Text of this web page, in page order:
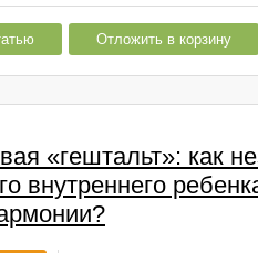
Отложить в корзину
«гештальт»: как
внутреннего